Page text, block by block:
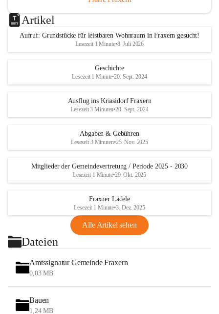
Artikel
Aufruf: Grundstücke für leistbaren Wohnraum in Fraxern gesucht!
Lesezeit 1 Minute•8. Juli 2026
Geschichte
Lesezeit 1 Minute•20. Sept. 2024
Ausflug ins Kriasidorf Fraxern
Lesezeit 3 Minuten•20. Sept. 2024
Abgaben & Gebühren
Lesezeit 3 Minuten•25. Nov. 2025
Mitglieder der Gemeindevertretung / Periode 2025 - 2030
Lesezeit 1 Minute•29. Okt. 2025
Fraxner Lädele
Lesezeit 1 Minute•3. Dez. 2025
Alle Artikel sehen
Dateien
Amtssignatur Gemeinde Fraxern
0,03 MB
Bauen
1,24 MB